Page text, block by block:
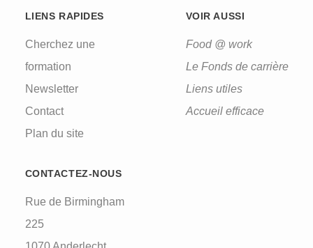
LIENS RAPIDES
Cherchez une
formation
Newsletter
Contact
Plan du site
VOIR AUSSI
Food @ work
Le Fonds de carrière
Liens utiles
Accueil efficace
CONTACTEZ-NOUS
Rue de Birmingham
225